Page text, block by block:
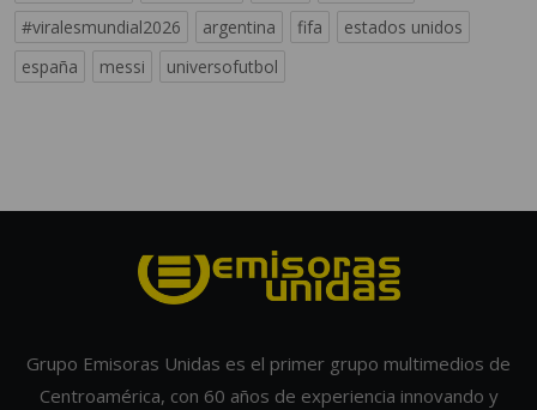
#viralesmundial2026
argentina fifa
estados unidos
españa
messi universofutbol
Grupo Emisoras Unidas es el primer grupo multimedios de
Centroamérica, con 60 años de experiencia innovando y